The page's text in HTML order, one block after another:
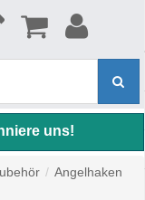
uns!
/ Angelhaken